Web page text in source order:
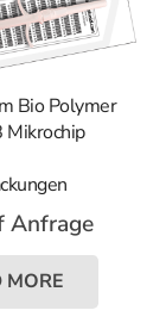
Bio Polymer
Mikrochip
Anfrage
MORE